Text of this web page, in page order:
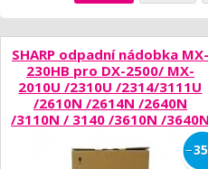
SHARP odpadní nádobka MX-
230HB pro DX-2500/ MX-
2010U /2310U /2314/3111U
/2610N /2614N /2640N
/3110N / 3140 /3610N /
−35